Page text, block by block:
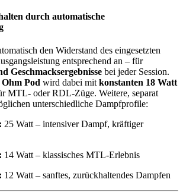
durch automatische
den Widerstand des eingesetzten
entsprechend an – für
Geschmacksergebnisse bei jeder Session.
Ohm Pod wird dabei mit konstanten 18 Watt
MTL- oder RDL-Züge. Weitere, separat
unterschiedliche Dampfprofile:
25 Watt – intensiver Dampf, kräftiger
14 Watt – klassisches MTL-Erlebnis
12 Watt – sanftes, zurückhaltendes Dampfen